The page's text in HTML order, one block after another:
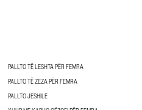
PALLTO TË LESHTA PËR FEMRA
PALLTO TË ZEZA PËR FEMRA
PALLTO JESHILE